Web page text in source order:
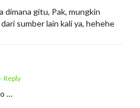
dimana gitu, Pak, mungkin
sumber lain kali ya, hehehe
- Reply
…